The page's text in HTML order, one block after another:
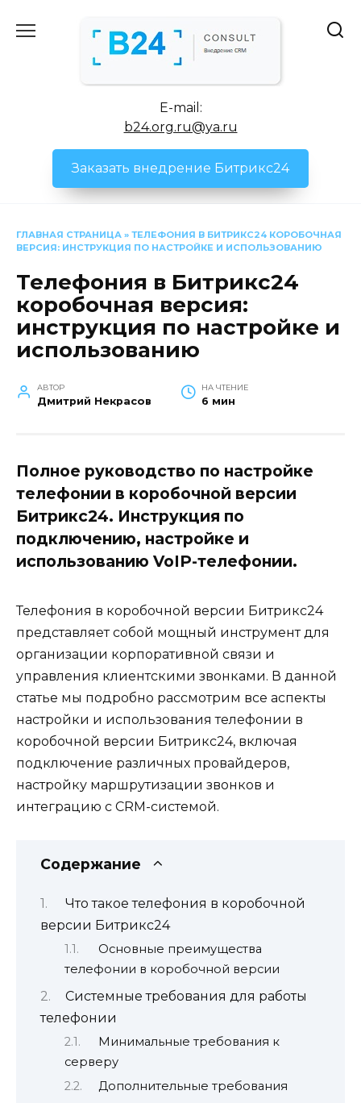
E-mail:
b24.org.ru@ya.ru
Заказать внедрение Битрикс24
ГЛАВНАЯ СТРАНИЦА » ТЕЛЕФОНИЯ В БИТРИКС24 КОРОБОЧНАЯ
ВЕРСИЯ: ИНСТРУКЦИЯ ПО НАСТРОЙКЕ И ИСПОЛЬЗОВАНИЮ
Телефония в Битрикс24
коробочная версия:
инструкция по настройке и
использованию
АВТОР
Дмитрий Некрасов
НА ЧТЕНИЕ
6 мин
Полное руководство по настройке
телефонии в коробочной версии
Битрикс24. Инструкция по
подключению, настройке и
использованию VoIP-телефонии.
Телефония в коробочной версии Битрикс24
представляет собой мощный инструмент для
организации корпоративной связи и
управления клиентскими звонками. В данной
статье мы подробно рассмотрим все аспекты
настройки и использования телефонии в
коробочной версии Битрикс24, включая
подключение различных провайдеров,
настройку маршрутизации звонков и
интеграцию с CRM-системой.
Содержание
Что такое телефония в коробочной
версии Битрикс24
Основные преимущества
телефонии в коробочной версии
Системные требования для работы
телефонии
Минимальные требования к
серверу
Дополнительные требования